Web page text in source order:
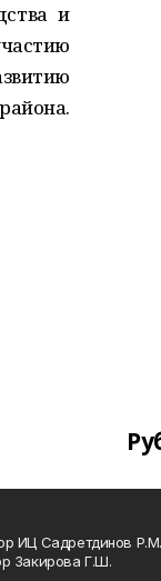
и
ИЦ Садретдинов Р.М.
Закирова Г.Ш.